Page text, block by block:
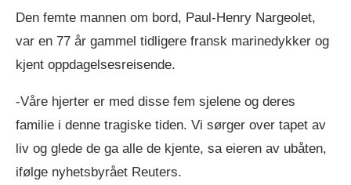
Den femte mannen om bord, Paul-Henry Nargeolet,
var en 77 år gammel tidligere fransk marinedykker og
kjent oppdagelsesreisende.
-Våre hjerter er med disse fem sjelene og deres
familie i denne tragiske tiden. Vi sørger over tapet av
liv og glede de ga alle de kjente, sa eieren av ubåten,
ifølge nyhetsbyrået Reuters.